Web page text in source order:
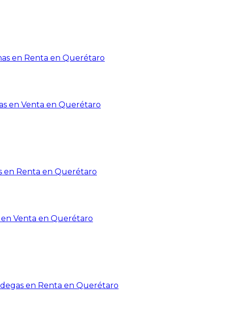
en Renta en Querétaro
en Venta en Querétaro
en Renta en Querétaro
en Venta en Querétaro
en Renta en Querétaro